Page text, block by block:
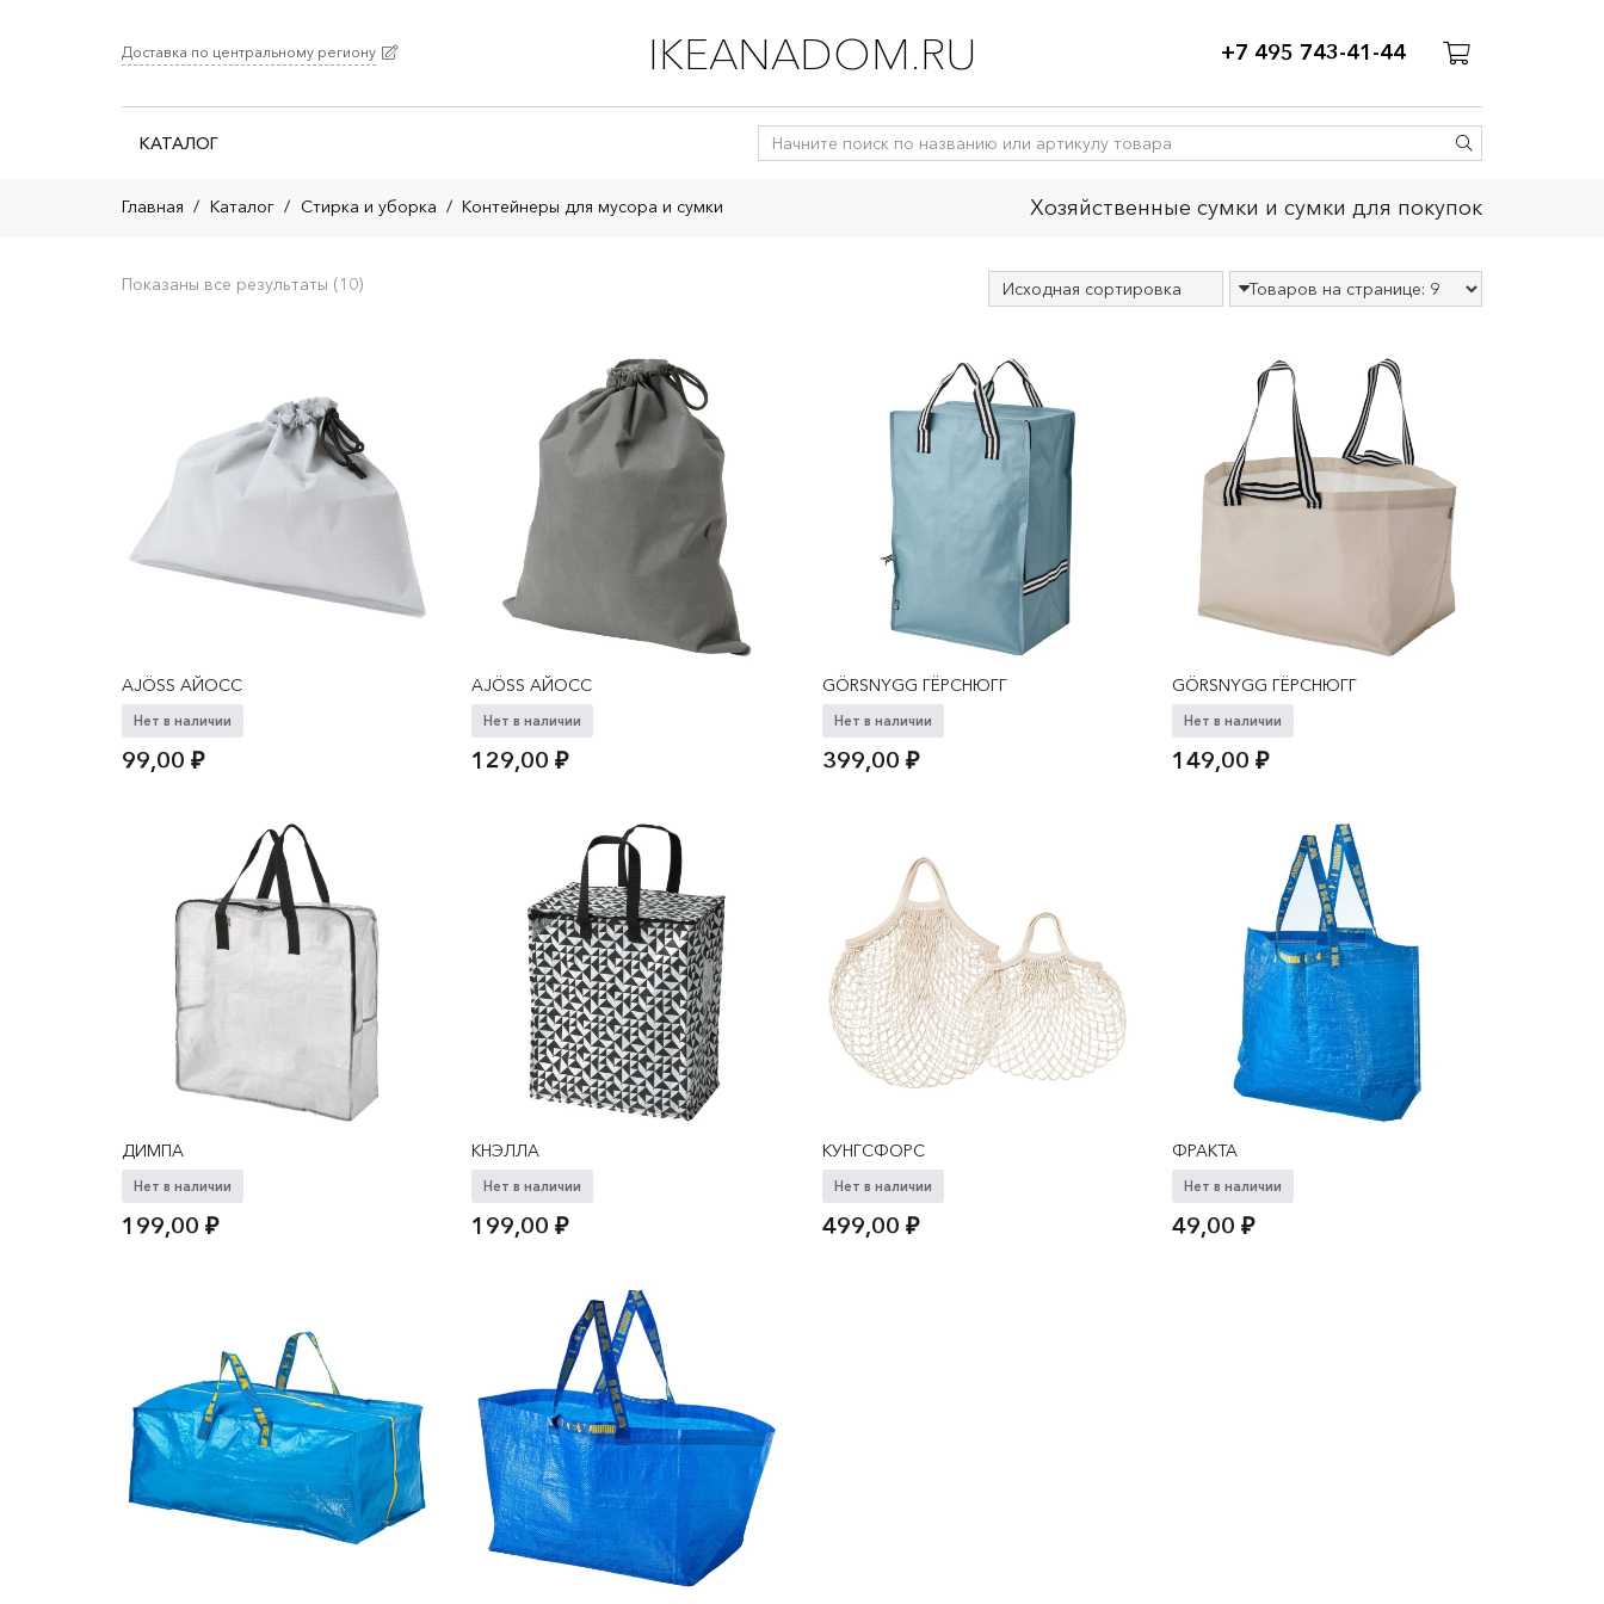
Доставка по центральному региону IKEANADOM.RU +7 495 743-41-44
КАТАЛОГ
Главная / Каталог / Стирка и уборка / Контейнеры для мусора и сумки Хозяйственные сумки и сумки для покупок
Показаны все результаты (10)
AJÖSS АЙОСС
Нет в наличии
99,00 ₽
AJÖSS АЙОСС
Нет в наличии
129,00₽
GÖRSNYGG ГЁРСНЮГГ
Нет в наличии
399,00 ₽
GÖRSNYGG ГЁРСНЮГГ
Нет в наличии
149,00₽
ДИМПА
Нет в наличии
199,00 ₽
КНЭЛЛА
Нет в наличии
199,00₽
КУНГСФОРС
Нет в наличии
499,00 ₽
ФРАКТА
Нет в наличии
49,00₽